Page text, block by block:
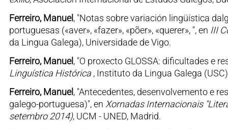
Ferreiro, Manuel, "Notas sobre variación lingüística
portuguesas («aver», «fazer», «põer», «querer», ", en III
da Lingua Galega), Universidade de Vigo.
Ferreiro, Manuel, "O proxecto GLOSSA: dificultades e
Linguística Histórica , Instituto da Lingua Galega
Ferreiro, Manuel, "Antecedentes, desenvolvemento e
galego-portuguesa)", en Xornadas Internacionais
setembro 2014), UCM - UNED, Madrid.